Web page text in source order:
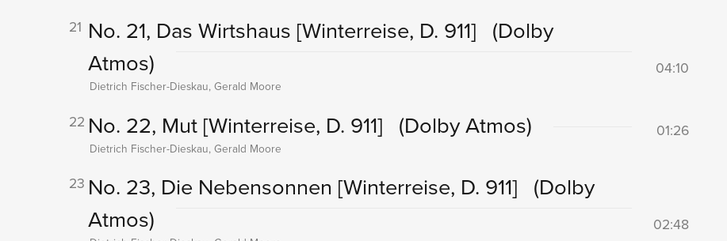
21 No. 21, Das Wirtshaus [Winterreise, D. 911] (Dolby
Atmos)
04:10
Dietrich Fischer-Dieskau, Gerald Moore
22 No. 22, Mut [Winterreise, D. 911] (Dolby Atmos) 01:26
Dietrich Fischer-Dieskau, Gerald Moore
23 No. 23, Die Nebensonnen [Winterreise, D. 911] (Dolby
Atmos)
02:48